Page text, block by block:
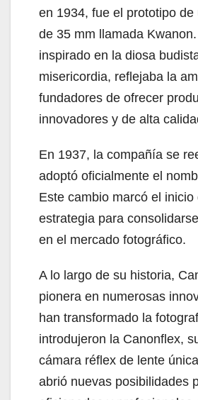
en 1934, fue el prototipo de
de 35 mm llamada
inspirado en la diosa
misericordia, reflejaba la
fundadores de ofrecer
innovadores y de alta
En 1937, la compañía se
adoptó oficialmente el
Este cambio marcó el inicio
estrategia para
en el mercado fotográfico.
A lo largo de su historia,
pionera en numerosas
han transformado la
introdujeron la Canonflex,
cámara réflex de lente
abrió nuevas posibilidades